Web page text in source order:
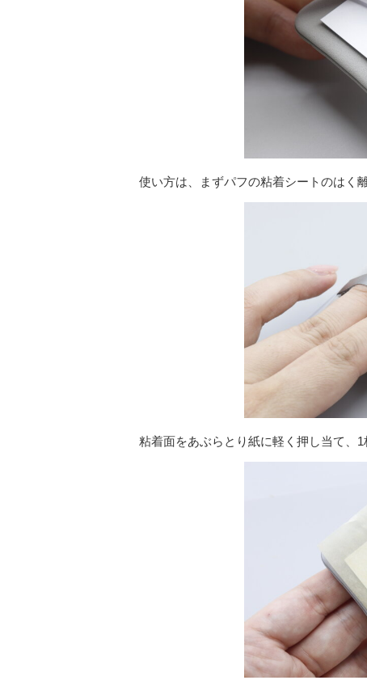
使い方は、まずパフの粘着シートのはく
粘着面をあぶらとり紙に軽く押し当て、1